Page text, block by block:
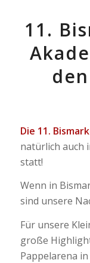
11.
Die 11.
natürlich auch
statt!
Wenn in
sind unsere
Für unsere
große
Pappelarena